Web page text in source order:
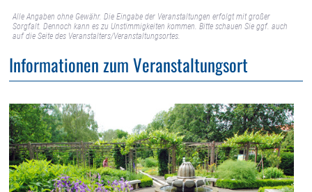
Alle Angaben ohne Gewähr. Die Eingabe der Veranstaltungen erfolgt mit großer
Sorgfalt. Dennoch kann es zu Unstimmigkeiten kommen. Bitte schauen Sie ggf. auch
auf die Seite des Veranstalters/Veranstaltungsortes.
Informationen zum Veranstaltungsort